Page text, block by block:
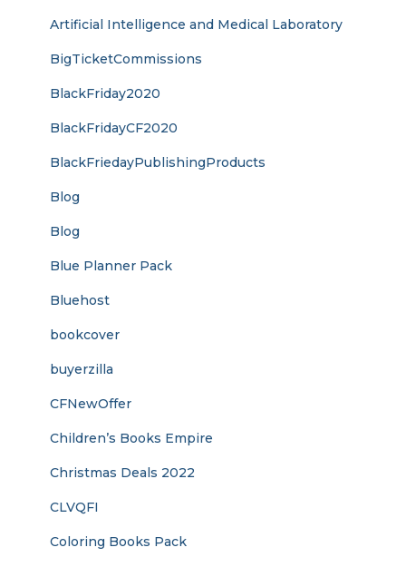
Artificial Intelligence and Medical Laboratory
BigTicketCommissions
BlackFriday2020
BlackFridayCF2020
BlackFriedayPublishingProducts
Blog
Blog
Blue Planner Pack
Bluehost
bookcover
buyerzilla
CFNewOffer
Children’s Books Empire
Christmas Deals 2022
CLVQFI
Coloring Books Pack